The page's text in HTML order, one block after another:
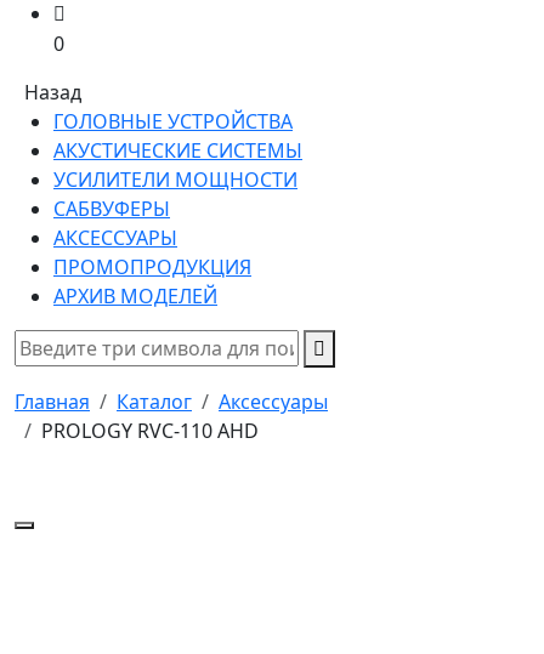
0
Назад
ГОЛОВНЫЕ УСТРОЙСТВА
АКУСТИЧЕСКИЕ СИСТЕМЫ
УСИЛИТЕЛИ МОЩНОСТИ
САБВУФЕРЫ
АКСЕССУАРЫ
ПРОМОПРОДУКЦИЯ
АРХИВ МОДЕЛЕЙ
Главная Каталог
Аксессуары
PROLOGY RVC-110 AHD